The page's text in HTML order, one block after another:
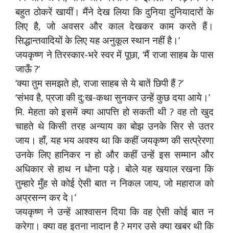
बहुत ठोकरें खायीं। मैंने देख लिया कि दुनिया दुनियादारों के
लिए है, जो अवसर और काल देखकर काम करते हैं।
सिद्धान्तवादियों के लिए यह अनुकूल स्थान नहीं है।’
जयकृष्ण ने तिरस्कार-भरे स्वर में पूछा, ‘मैं राजा साहब के पास
जाऊँ ?’
‘क्या तुम समझते हो, राजा साहब से ये बातें छिपी हैं ?’
‘संभव है, प्रजा की दु:ख-कथा सुनकर उन्हें कुछ दया आये।’
मि. मेहता को इसमें क्या आपत्ति हो सकती थी ? वह तो खुद
चाहते थे किसी तरह अन्याय का बोझ उनके सिर से उतर
जाय। हाँ, यह भय अवश्य था कि कहीं जयकृष्ण की सत्प्रेरणा
उनके लिए हानिकर न हो और कहीं उन्हें इस सम्मान और
अधिकार से हाथ न धोना पड़े। बोले यह खयाल रखना कि
तुम्हारे मुँह से कोई ऐसी बात न निकल जाय, जो महाराज को
अप्रसन्न कर दे।’
जयकृष्ण ने उन्हें आश्वासन दिया कि वह ऐसी कोई बात न
करेगा। क्या वह इतना नादान है ? मगर उसे क्या खबर थी कि